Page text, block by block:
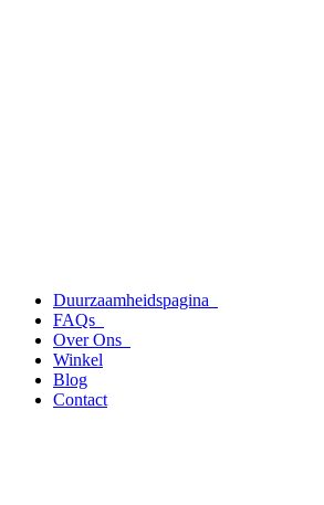
Duurzaamheidspagina
FAQs
Over Ons
Winkel
Blog
Contact